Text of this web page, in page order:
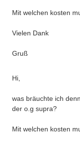
Mit welchen kosten
Vielen Dank
Gruß
Hi,
was bräuchte ich
der o.g supra?
Mit welchen kosten